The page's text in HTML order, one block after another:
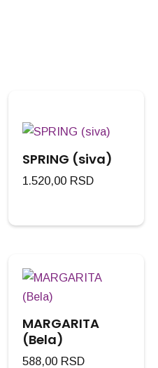
SPRING (siva)
1.520,00 RSD
MARGARITA
(Bela)
588,00 RSD